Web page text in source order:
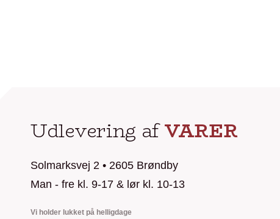
Udlevering afVARER
Solmarksvej 2 • 2605 Brøndby
Man - fre kl. 9-17 & lør kl. 10-13
Vi holder lukket på helligdage